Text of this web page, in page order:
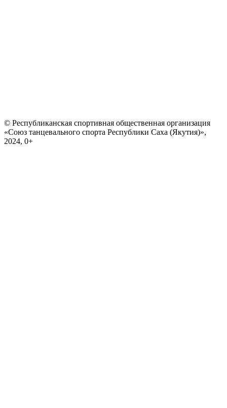
© Республиканская спортивная общественная организация
«Союз танцевального спорта Республики Саха (Якутия)»,
2024, 0+